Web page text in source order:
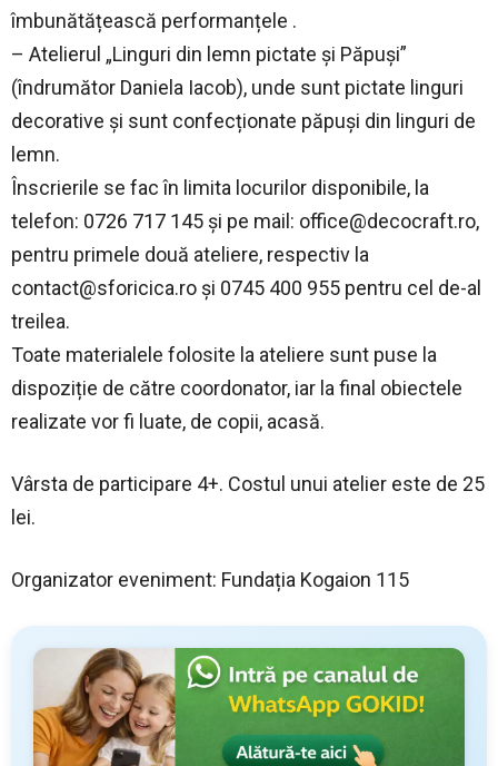
îmbunătățească performanțele .
– Atelierul „Linguri din lemn pictate și Păpuși”
(îndrumător Daniela Iacob), unde sunt pictate linguri
decorative și sunt confecționate păpuși din linguri de
lemn.
Înscrierile se fac în limita locurilor disponibile, la
telefon: 0726 717 145 și pe mail: office@decocraft.ro,
pentru primele două ateliere, respectiv la
contact@sforicica.ro și 0745 400 955 pentru cel de-al
treilea.
Toate materialele folosite la ateliere sunt puse la
dispoziție de către coordonator, iar la final obiectele
realizate vor fi luate, de copii, acasă.
Vârsta de participare 4+. Costul unui atelier este de 25
lei.
Organizator eveniment: Fundația Kogaion 115